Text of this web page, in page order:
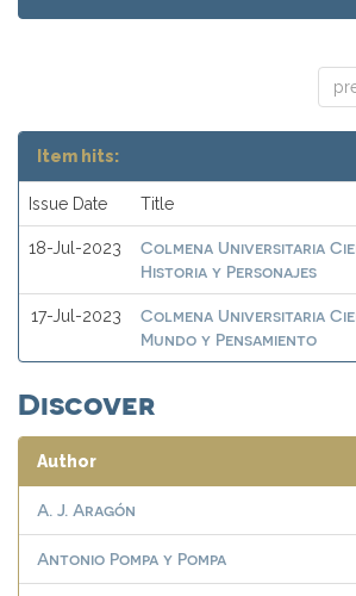
Item hits:
Issue Date Title
18-Jul-2023
Colmena Universitaria
Historia y Personajes
17-Jul-2023
Colmena Universitaria
Mundo y Pensamiento
Discover
Author
A. J. Aragón
Antonio Pompa y Pompa